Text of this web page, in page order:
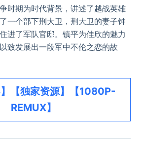
期为时代背景，讲述了越战英雄
一个部下荆大卫，荆大卫的妻子钟
进了军队官邸。镇平为佳欣的魅力
致发展出一段军中不伦之恋的故
】【独家资源】【1080P-
REMUX】